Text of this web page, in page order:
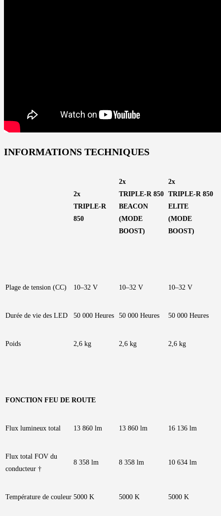
INFORMATIONS TECHNIQUES
2x
TRIPLE-R
850
2x
TRIPLE-R 850
BEACON
(MODE
BOOST)
2x
TRIPLE-R 850
ELITE
(MODE
BOOST)
Plage de tension (CC) 10–32 V 10–32 V 10–32 V
Durée de vie des LED 50 000 Heures 50 000 Heures 50 000 Heures
Poids 2,6 kg 2,6 kg 2,6 kg
FONCTION FEU DE ROUTE
Flux lumineux total 13 860 lm 13 860 lm 16 136 lm
Flux total FOV du
conducteur †
8 358 lm 8 358 lm 10 634 lm
Température de couleur 5000 K 5000 K 5000 K